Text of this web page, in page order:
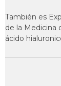
También es
de la Medicina
ácido